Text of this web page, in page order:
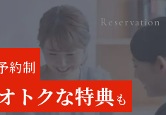
Reservation
約制
トクな特典も